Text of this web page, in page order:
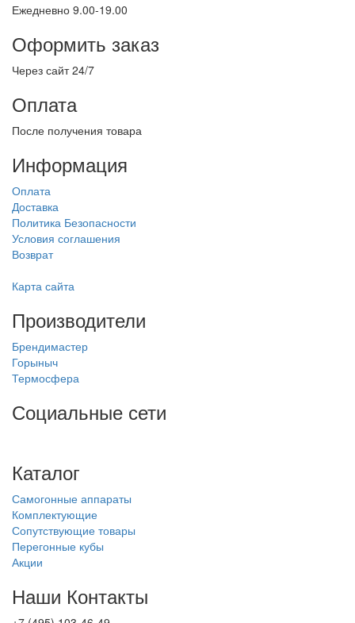
Ежедневно 9.00-19.00
Оформить заказ
Через сайт 24/7
Оплата
После получения товара
Информация
Оплата
Доставка
Политика Безопасности
Условия соглашения
Возврат
Карта сайта
Производители
Брендимастер
Горыныч
Термосфера
Социальные сети
Каталог
Самогонные аппараты
Комплектующие
Сопутствующие товары
Перегонные кубы
Акции
Наши Контакты